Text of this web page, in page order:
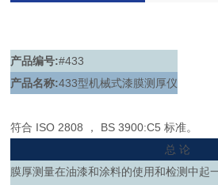
产品编号:#433
产品名称:433型机械式漆膜测厚仪
符合 ISO 2808 ， BS 3900:C5 标准。
总 论
膜厚测量在油漆和涂料的使用和检测中起